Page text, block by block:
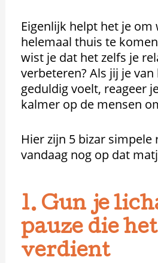
Eigenlijk helpt het je om
helemaal thuis te
wist je dat het zelfs je
verbeteren? Als jij je
geduldig voelt, reageer
kalmer op de mensen
Hier zijn 5 bizar simpele
vandaag nog op dat
1. Gun je
pauze die het
verdient